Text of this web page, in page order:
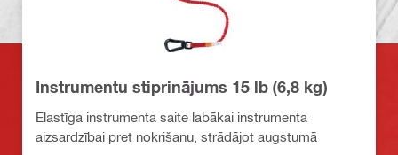
Instrumentu stiprinājums 15 lb (6,8 kg)
Elastīga instrumenta saite labākai instrumenta
aizsardzībai pret nokrišanu, strādājot augstumā